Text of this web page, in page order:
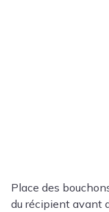
Place des
du récipient avant